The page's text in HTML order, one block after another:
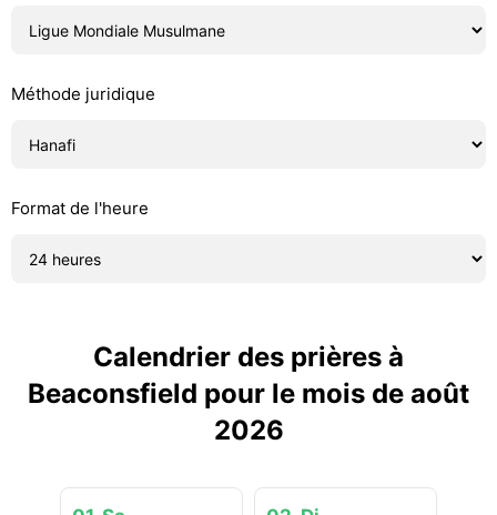
Méthode juridique
Format de l'heure
Calendrier des prières à
Beaconsfield pour le mois de août
2026